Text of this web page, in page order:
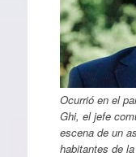
Ocurrió en el
Ghi, el jefe
escena de un
habitantes de